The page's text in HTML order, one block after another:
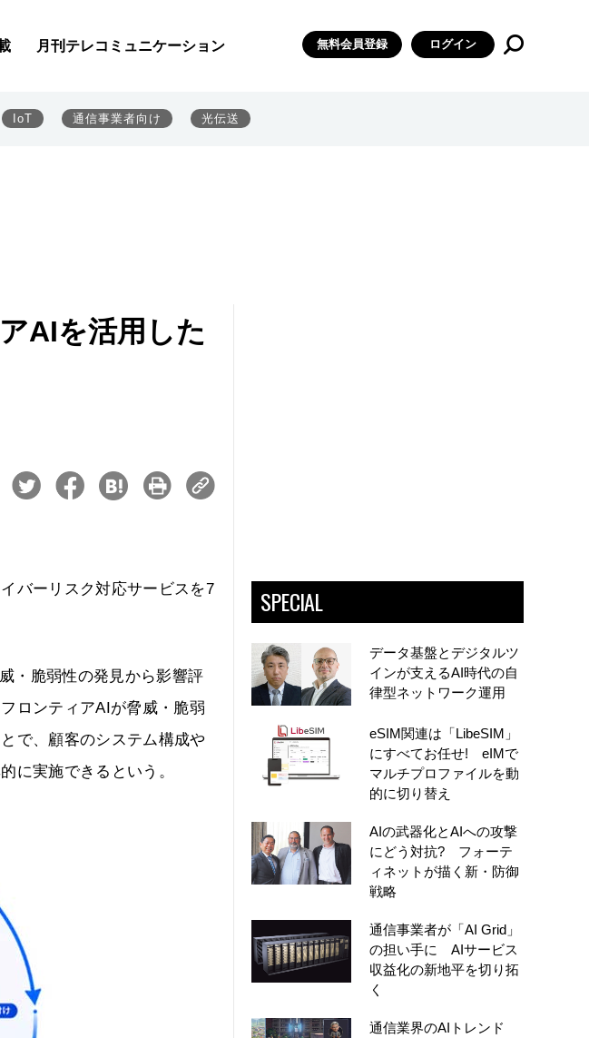
月刊テレコミュニケーション 無料会員登録 ログイン
IoT 通信事業者向け 光伝送
AIを活用した
バーリスク対応サービスを7
・脆弱性の発見から影響評
ロンティアAIが脅威・脆弱
で、顧客のシステム構成や
に実施できるという。
SPECIAL
データ基盤とデジタルツ
インが支えるAI時代の自
律型ネットワーク運用
eSIM関連は「LibeSIM」
にすべてお任せ! eIMで
マルチプロファイルを動
的に切り替え
AIの武器化とAIへの攻撃
にどう対抗? フォーテ
ィネットが描く新・防御
戦略
通信事業者が「AI Grid」
の担い手に AIサービス
収益化の新地平を切り拓
く
通信業界のAIトレンド